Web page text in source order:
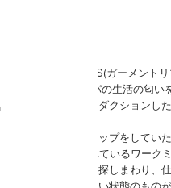
OF WORKERS(ガーメント
き時代のヨーロッパの生活の匂い
テーマに、リプロダクションし
。
ートセレクトショップをしてい
世紀ごろから作られているワーク
スの蚤の市などで探しまわり、